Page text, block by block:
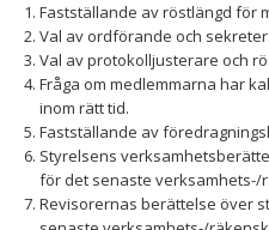
Fastställande av röstlängd för
Val av ordförande och
Val av protokolljusterare och
Fråga om medlemmarna har
inom rätt tid.
Fastställande av
Styrelsens
för det senaste verksamhets-/
Revisorernas berättelse över